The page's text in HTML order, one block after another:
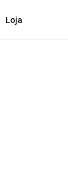
Loja